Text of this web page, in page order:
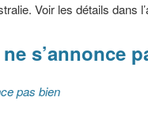
Voir les détails dans
s’annonce
pas bien